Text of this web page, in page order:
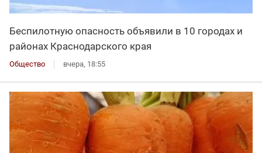
Беспилотную опасность объявили в 10 городах и
районах Краснодарского края
Общество вчера, 18:55